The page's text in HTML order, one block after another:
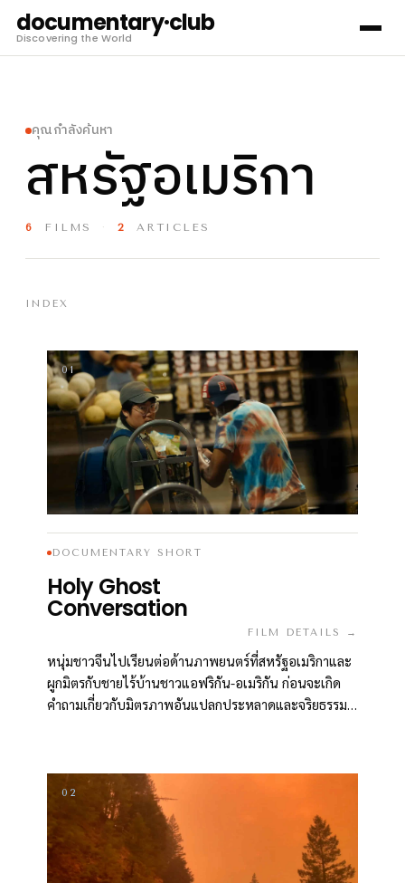
documentary·club
Discovering the World
คุณกำลังค้นหา
สหรัฐอเมริกา
6 FILMS · 2 ARTICLES
INDEX
01
DOCUMENTARY SHORT
Holy Ghost
Conversation
FILM DETAILS →
หนุ่มชาวจีนไปเรียนต่อด้านภาพยนตร์ที่สหรัฐอเมริกาและ
ผูกมิตรกับชายไร้บ้านชาวแอฟริกัน-อเมริกัน ก่อนจะเกิด
คำถามเกี่ยวกับมิตรภาพอันแปลกประหลาดและจริยธรรม
02